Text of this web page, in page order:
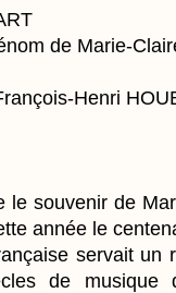
de Marie-
Henri
le souvenir de
année le
servait un
de musique